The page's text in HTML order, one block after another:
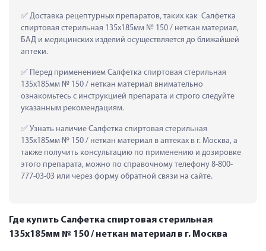
Доставка рецептурных препаратов, таких как  Салфетка
спиртовая стерильная 135х185мм № 150 / неткан материал,
БАД и медицинских изделий осуществляется до ближайшей
аптеки.
Перед применением Салфетка спиртовая стерильная
135х185мм № 150 / неткан материал внимательно
ознакомьтесь с инструкцией препарата и строго следуйте
указанным рекомендациям.
Узнать наличие Салфетка спиртовая стерильная
135х185мм № 150 / неткан материал в аптеках в г. Москва, а
также получить консультацию по применению и дозировке
этого препарата, можно по справочному телефону 8-800-
777-03-03 или через форму обратной связи на сайте.
Где купить Салфетка спиртовая стерильная
135х185мм № 150 / неткан материал в г. Москва